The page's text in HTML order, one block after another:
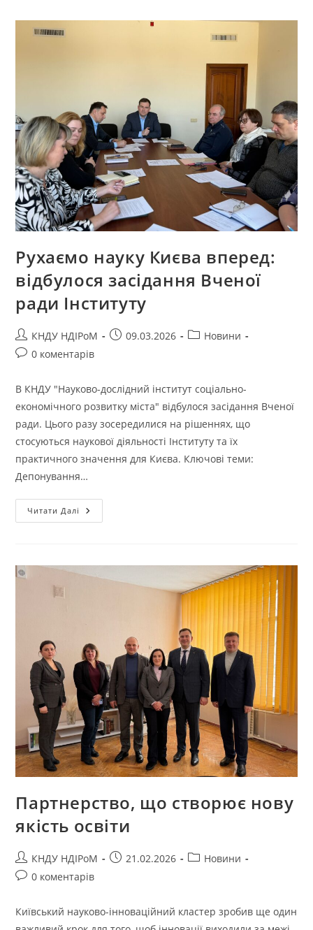
Рухаємо науку Києва вперед:
відбулося засідання Вченої
ради Інституту
КНДУ НДІРоМ 09.03.2026
Новини
0 коментарів
В КНДУ "Науково-дослідний інститут соціально-
економічного розвитку міста" відбулося засідання Вченої
ради. Цього разу зосередилися на рішеннях, що
стосуються наукової діяльності Інституту та їх
практичного значення для Києва. Ключові теми:
Депонування…
Читати Далі
Партнерство, що створює нову
якість освіти
КНДУ НДІРоМ 21.02.2026
Новини
0 коментарів
Київський науково-інноваційний кластер зробив ще один